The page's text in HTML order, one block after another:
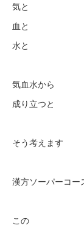
気と
血と
水と
気血水から
成り立つと
そう考えます
漢方ソーパーコー
この